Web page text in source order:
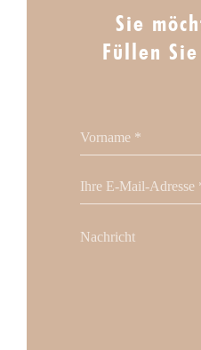
Sie
Füllen